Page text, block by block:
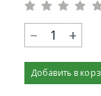
+
Добавить в